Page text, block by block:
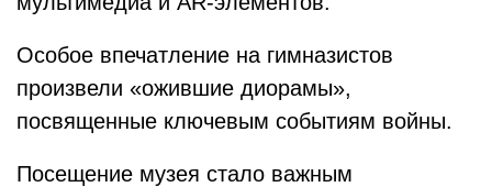
Особое впечатление на гимназистов
произвели «ожившие диорамы»,
посвященные ключевым событиям войны.
Посещение музея стало важным